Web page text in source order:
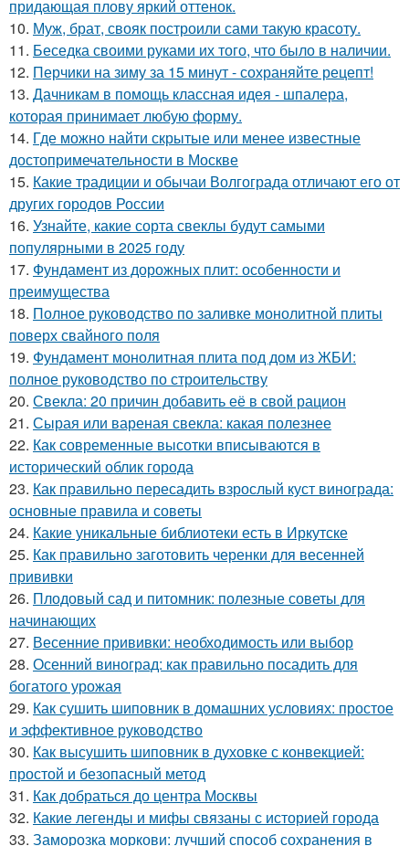
придающая плову яркий оттенок.
10. Муж, брат, свояк построили сами такую красоту.
11. Беседка своими руками их того, что было в наличии.
12. Перчики на зиму за 15 минут - сохраняйте рецепт!
13. Дачникам в помощь классная идея - шпалера,
которая принимает любую форму.
14. Где можно найти скрытые или менее известные
достопримечательности в Москве
15. Какие традиции и обычаи Волгограда отличают его от
других городов России
16. Узнайте, какие сорта свеклы будут самыми
популярными в 2025 году
17. Фундамент из дорожных плит: особенности и
преимущества
18. Полное руководство по заливке монолитной плиты
поверх свайного поля
19. Фундамент монолитная плита под дом из ЖБИ:
полное руководство по строительству
20. Свекла: 20 причин добавить её в свой рацион
21. Сырая или вареная свекла: какая полезнее
22. Как современные высотки вписываются в
исторический облик города
23. Как правильно пересадить взрослый куст винограда:
основные правила и советы
24. Какие уникальные библиотеки есть в Иркутске
25. Как правильно заготовить черенки для весенней
прививки
26. Плодовый сад и питомник: полезные советы для
начинающих
27. Весенние прививки: необходимость или выбор
28. Осенний виноград: как правильно посадить для
богатого урожая
29. Как сушить шиповник в домашних условиях: простое
и эффективное руководство
30. Как высушить шиповник в духовке с конвекцией:
простой и безопасный метод
31. Как добраться до центра Москвы
32. Какие легенды и мифы связаны с историей города
33. Заморозка моркови: лучший способ сохранения в